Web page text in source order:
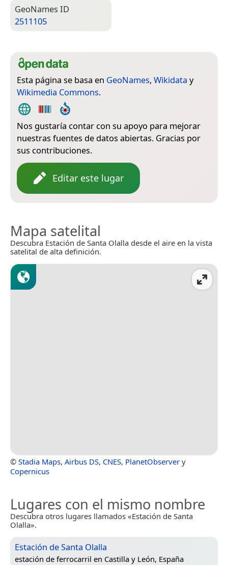
Geo­Names ID
2511105
Esta página se basa en GeoNames, Wikidata y
Wikimedia Commons.
Nos gustaría contar con su apoyo para mejorar
nuestras fuentes de datos abiertas. Gracias por
sus contribuciones.
Editar este lugar
Mapa satelital
Descubra Estación de Santa Olalla desde el aire en la vista
satelital de alta definición.
© Stadia Maps, Airbus DS, CNES, PlanetObserver y
Copernicus
Lugares con el mismo nombre
Descubra otros lugares llamados «Estación de Santa
Olalla».
Estación de Santa Olalla
estación de ferrocarril en Castilla y León, España